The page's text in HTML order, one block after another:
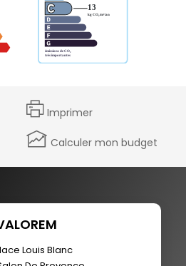
Imprimer
Calculer mon budget
Louis Blanc